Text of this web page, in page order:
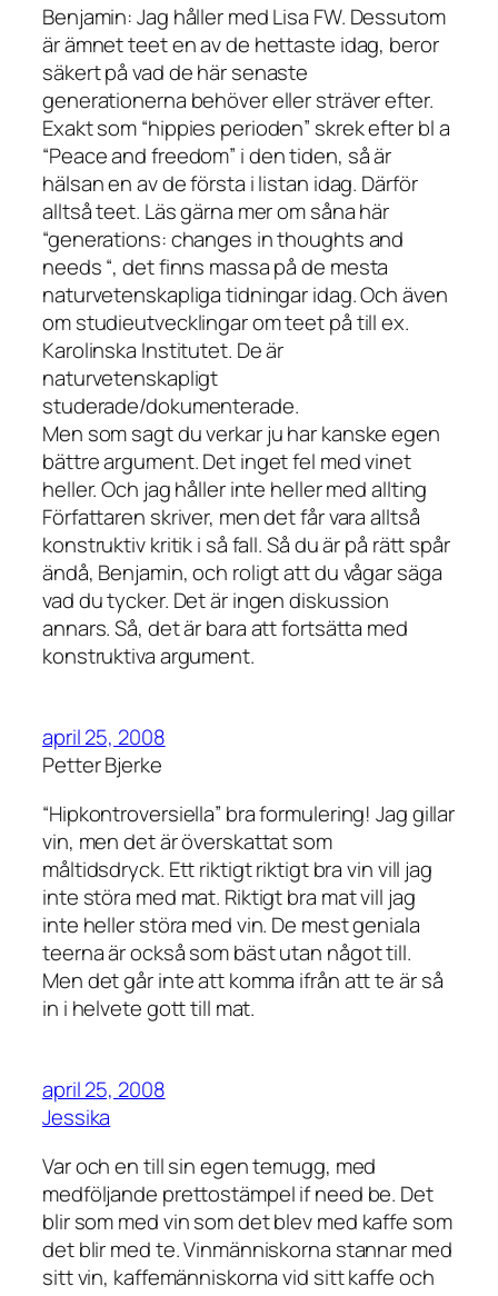
Benjamin: Jag håller med Lisa FW. Dessutom
är ämnet teet en av de hettaste idag, beror
säkert på vad de här senaste
generationerna behöver eller sträver efter.
Exakt som “hippies perioden” skrek efter bl a
“Peace and freedom” i den tiden, så är
hälsan en av de första i listan idag. Därför
alltså teet. Läs gärna mer om såna här
“generations: changes in thoughts and
needs “, det finns massa på de mesta
naturvetenskapliga tidningar idag. Och även
om studieutvecklingar om teet på till ex.
Karolinska Institutet. De är
naturvetenskapligt
studerade/dokumenterade.
Men som sagt du verkar ju har kanske egen
bättre argument. Det inget fel med vinet
heller. Och jag håller inte heller med allting
Författaren skriver, men det får vara alltså
konstruktiv kritik i så fall. Så du är på rätt spår
ändå, Benjamin, och roligt att du vågar säga
vad du tycker. Det är ingen diskussion
annars. Så, det är bara att fortsätta med
konstruktiva argument.
april 25, 2008
Petter Bjerke
“Hipkontroversiella” bra formulering! Jag gillar
vin, men det är överskattat som
måltidsdryck. Ett riktigt riktigt bra vin vill jag
inte störa med mat. Riktigt bra mat vill jag
inte heller störa med vin. De mest geniala
teerna är också som bäst utan något till.
Men det går inte att komma ifrån att te är så
in i helvete gott till mat.
april 25, 2008
Jessika
Var och en till sin egen temugg, med
medföljande prettostämpel if need be. Det
blir som med vin som det blev med kaffe som
det blir med te. Vinmänniskorna stannar med
sitt vin, kaffemänniskorna vid sitt kaffe och